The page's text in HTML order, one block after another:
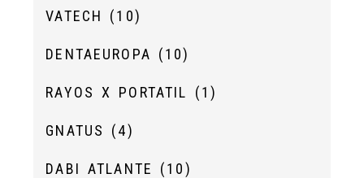
VATECH (10)
DENTAEUROPA (10)
RAYOS X PORTATIL (1)
GNATUS (4)
DABI ATLANTE (10)